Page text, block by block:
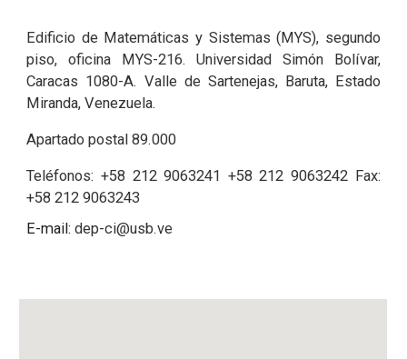
Edificio de Matemáticas y Sistemas (MYS), segundo
piso, oficina MYS-216. Universidad Simón Bolívar,
Caracas 1080-A. Valle de Sartenejas, Baruta, Estado
Miranda, Venezuela.
Apartado postal 89.000
Teléfonos: +58 212 9063241 +58 212 9063242 Fax:
+58 212 9063243
E-mail:dep-ci@usb.ve